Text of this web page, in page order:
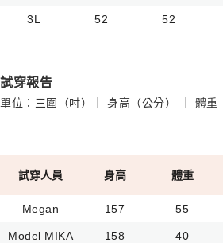
3L 52 52
試穿報告
單位：三圍（吋）｜ 身高（公分） ｜ 體重
試穿人員 身高 體重
Megan 157 55
Model MIKA 158 40